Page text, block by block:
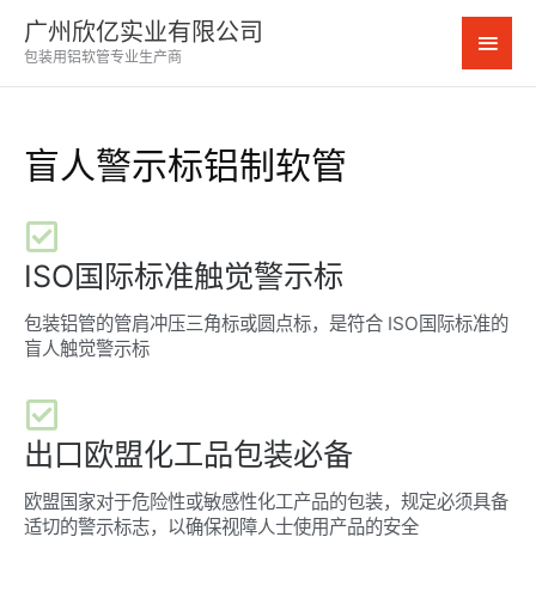
容
广州欣亿实业有限公司
包装用铝软管专业生产商
主
菜
盲人警示标铝制软管
ISO国际标准触觉警示标
包装铝管的管肩冲压三角标或圆点标，是符合 ISO国际标准的
盲人触觉警示标
出口欧盟化工品包装必备
欧盟国家对于危险性或敏感性化工产品的包装，规定必须具备
适切的警示标志，以确保视障人士使用产品的安全